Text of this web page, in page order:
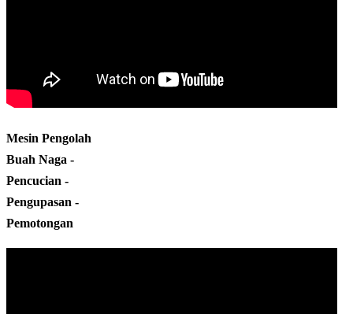
Mesin Pengolah
Buah Naga -
Pencucian -
Pengupasan -
Pemotongan